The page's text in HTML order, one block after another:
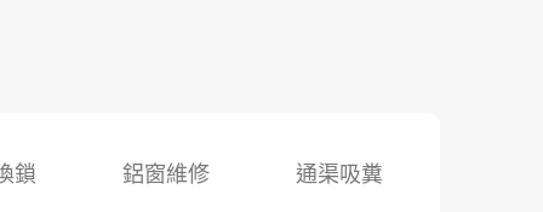
鎖 鋁窗維修 通渠吸糞